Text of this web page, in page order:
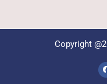
Copyright